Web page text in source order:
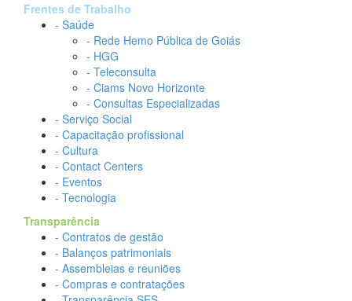
Frentes de Trabalho
- Saúde
- Rede Hemo Pública de Goiás
- HGG
- Teleconsulta
- Ciams Novo Horizonte
- Consultas Especializadas
- Serviço Social
- Capacitação profissional
- Cultura
- Contact Centers
- Eventos
- Tecnologia
Transparência
- Contratos de gestão
- Balanços patrimoniais
- Assembleias e reuniões
- Compras e contratações